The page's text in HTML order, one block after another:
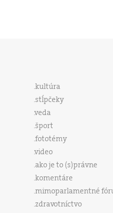
kultúra
stĺpčeky
veda
šport
fototémy
video
ako je to (s)právne
komentáre
mimoparlamentné
zdravotníctvo